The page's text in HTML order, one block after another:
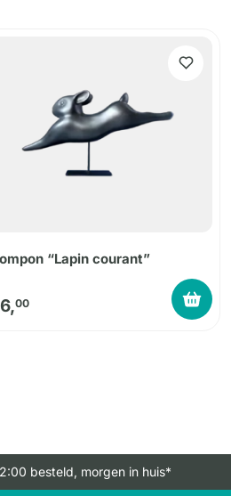
“Lapin courant”
00
besteld, morgen in huis*